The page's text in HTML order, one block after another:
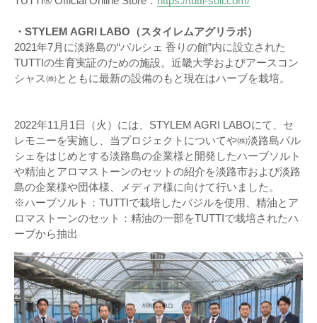
・STYLEM AGRI LABO（スタイレムアグリラボ）
2021年7月に淡路島の“パルシェ 香りの館”内に設立された
TUTTIの生育実証のための施設。近畿大学およびアースコン
シャス㈱とともに最新の設備のもと現在はハーブを栽培。
2022年11月1日（火）には、STYLEM AGRI LABOにて、セ
レモニーを実施し、当プロジェクトについてや㈱淡路島パル
シェをはじめとする淡路島の企業様と開発したハーブソルト
や精油とアロマストーンのセットの紹介を淡路市および淡路
島の企業様や団体様、メディア様に向けて行いました。
※ハーブソルト：TUTTIで栽培したバジルを使用、精油とア
ロマストーンのセット：精油の一部をTUTTIで栽培されたハ
ーブから抽出